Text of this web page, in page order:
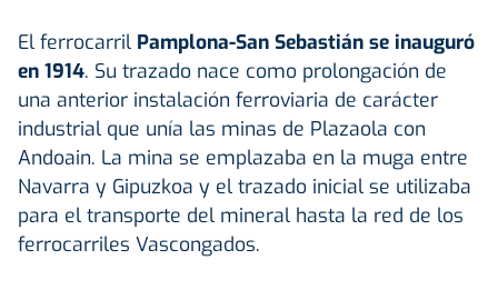
El ferrocarril Pamplona-San Sebastián se inauguró
en 1914. Su trazado nace como prolongación de
una anterior instalación ferroviaria de carácter
industrial que unía las minas de Plazaola con
Andoain. La mina se emplazaba en la muga entre
Navarra y Gipuzkoa y el trazado inicial se utilizaba
para el transporte del mineral hasta la red de los
ferrocarriles Vascongados.